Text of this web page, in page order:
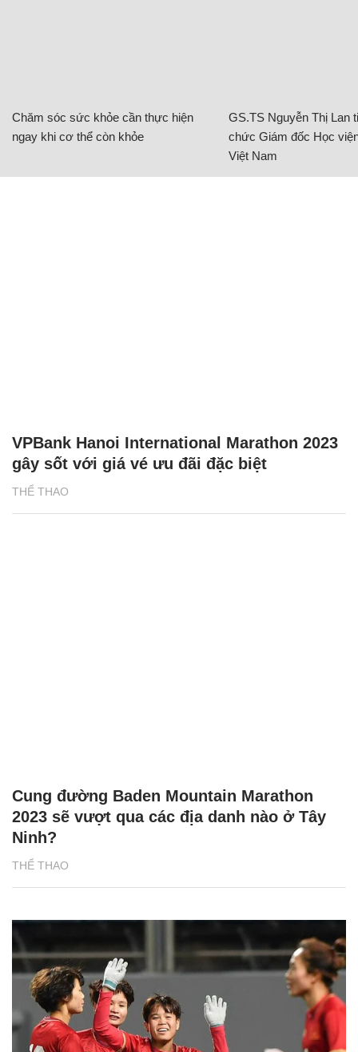
Chăm sóc sức khỏe cần thực hiện
ngay khi cơ thể còn khỏe
GS.TS Nguyễn Thị Lan
chức Giám đốc Học
Việt Nam
THỂ THAO
VPBank Hanoi International Marathon 2023
gây sốt với giá vé ưu đãi đặc biệt
THỂ THAO
Cung đường Baden Mountain Marathon
2023 sẽ vượt qua các địa danh nào ở Tây
Ninh?